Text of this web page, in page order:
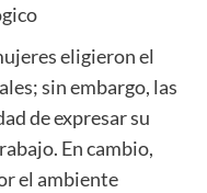
eligieron el
sin embargo, las
de expresar su
En cambio,
el ambiente